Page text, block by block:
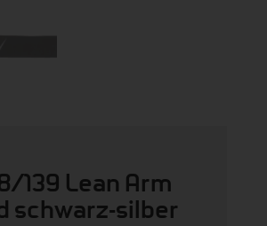
139 Lean Arm
schwarz-silber